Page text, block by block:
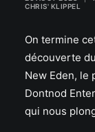
CHRIS' KLIPPEL
On termine
découverte
New Eden, le
Dontnod
qui nous